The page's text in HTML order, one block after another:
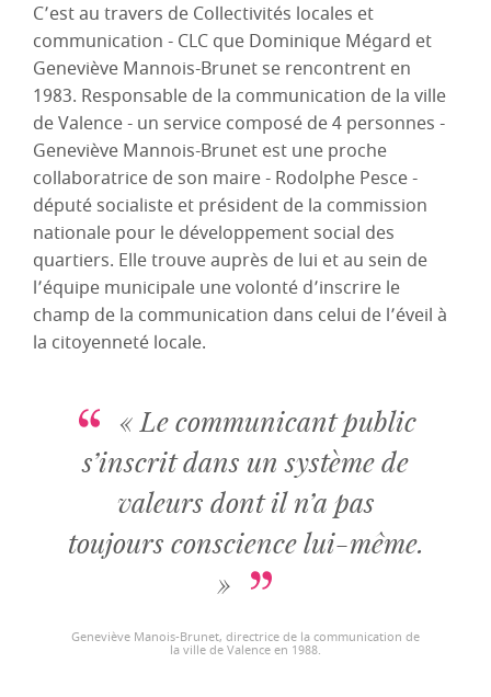
C’est au travers de Collectivités locales et
communication - CLC que Dominique Mégard et
Geneviève Mannois-Brunet se rencontrent en
1983. Responsable de la communication de la ville
de Valence - un service composé de 4 personnes -
Geneviève Mannois-Brunet est une proche
collaboratrice de son maire - Rodolphe Pesce -
député socialiste et président de la commission
nationale pour le développement social des
quartiers. Elle trouve auprès de lui et au sein de
l’équipe municipale une volonté d’inscrire le
champ de la communication dans celui de l’éveil à
la citoyenneté locale.
« Le communicant public
s’inscrit dans un système de
valeurs dont il n’a pas
toujours conscience lui-même.
»
Geneviève Manois-Brunet, directrice de la communication de
la ville de Valence en 1988.